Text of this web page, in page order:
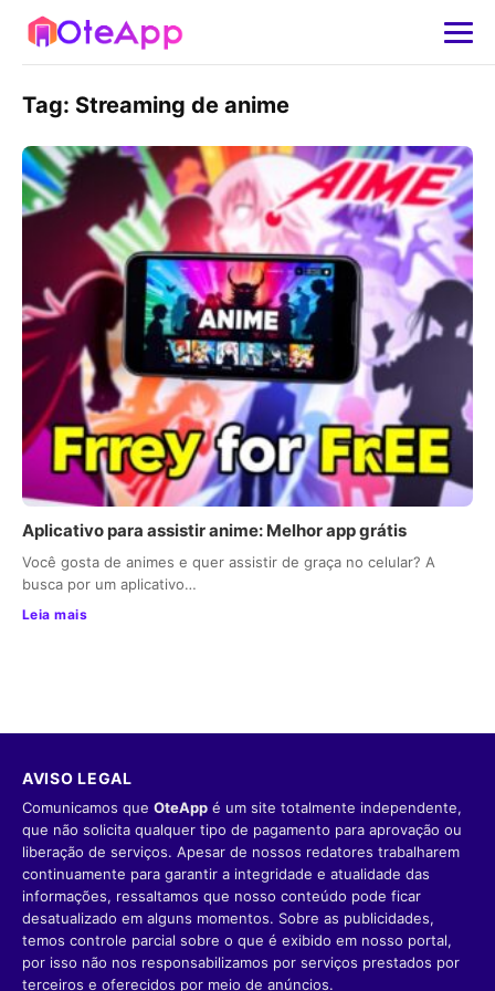
Tag: Streaming de anime
Aplicativo para assistir anime: Melhor app grátis
Você gosta de animes e quer assistir de graça no celular? A
busca por um aplicativo…
Leia mais
AVISO LEGAL
Comunicamos que OteApp é um site totalmente independente,
que não solicita qualquer tipo de pagamento para aprovação ou
liberação de serviços. Apesar de nossos redatores trabalharem
continuamente para garantir a integridade e atualidade das
informações, ressaltamos que nosso conteúdo pode ficar
desatualizado em alguns momentos. Sobre as publicidades,
temos controle parcial sobre o que é exibido em nosso portal,
por isso não nos responsabilizamos por serviços prestados por
terceiros e oferecidos por meio de anúncios.